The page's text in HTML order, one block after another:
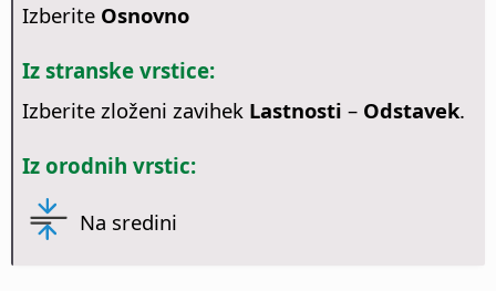
Izberite Osnovno
Iz stranske vrstice:
Izberite zloženi zavihek Lastnosti – Odstavek.
Iz orodnih vrstic:
Na sredini